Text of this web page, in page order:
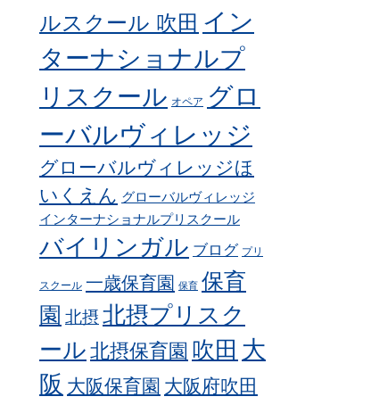
ルスクール 吹田 イン
ターナショナルプ
リスクール オペア グロ
ーバルヴィレッジ
グローバルヴィレッジほ
いくえん グローバルヴィレッジ
インターナショナルプリスクール
バイリンガル ブログ プリ
スクール 一歳保育園 保育 保育
園 北摂 北摂プリスク
ール 北摂保育園 吹田 大
阪 大阪保育園 大阪府吹田